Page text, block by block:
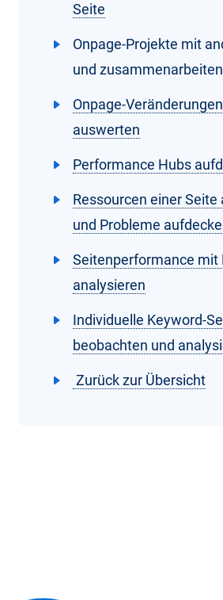
Seite
Onpage-Projekte mit
und zusammenarbeiten
Onpage-
auswerten
Performance Hubs
Ressourcen einer Seite
und Probleme
Seitenperformance mit
analysieren
Individuelle Keyword-
beobachten und
Zurück zur Übersicht